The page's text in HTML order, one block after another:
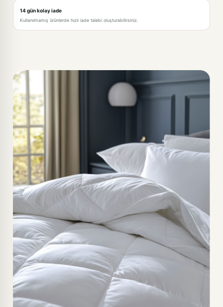
14 gün kolay iade
Kullanılmamış ürünlerde hızlı iade talebi oluşturabilirsiniz.